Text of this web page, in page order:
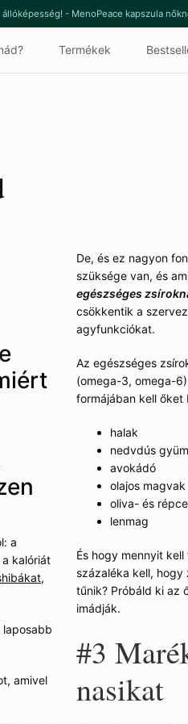
- MenoPeace kapszula
Termékek
a
kalóriát
,
laposabb
amivel
De, és ez nagyon
szüksége van, és
egészséges
csökkentik a
agyfunkciókat.
Az egészséges
(omega-3, omega-
formájában kell őket
halak
nedvdús
avokádó
olajos magvak
oliva- és
lenmag
És hogy mennyit
százaléka kell, hogy
tűnik? Próbáld ki az
imádják.
#3
nasikat